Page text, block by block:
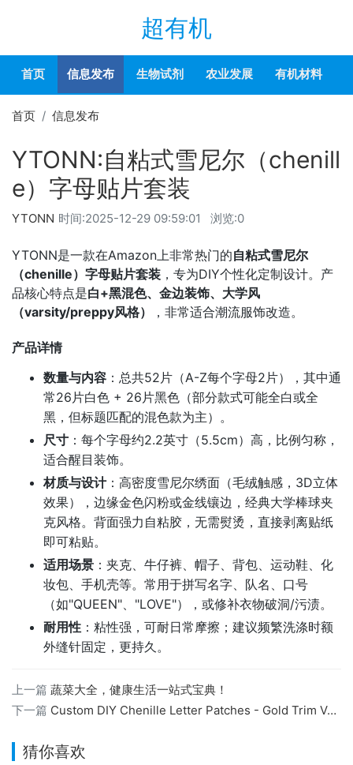
超有机
首页 信息发布 生物试剂 农业发展 有机材料
首页 信息发布
YTONN:自粘式雪尼尔（chenill
e）字母贴片套装
时间:2025-12-29 09:59:01 浏览:0
YTONN
YTONN是一款在Amazon上非常热门的自粘式雪尼尔
（chenille）字母贴片套装 ，专为DIY个性化定制设计。产
品核心特点是白+黑混色、金边装饰、大学风
（varsity/preppy风格）
，非常适合潮流服饰改造。
产品详情
数量与内容 ：总共52片（A-Z每个字母2片），其中通
常26片白色 + 26片黑色（部分款式可能全白或全
黑，但标题匹配的混色款为主）。
尺寸 ：每个字母约2.2英寸（5.5cm）高，比例匀称，
适合醒目装饰。
材质与设计：高密度雪尼尔绣面（毛绒触感，3D立体
效果），边缘金色闪粉或金线镶边，经典大学棒球夹
克风格。背面强力自粘胶，无需熨烫，直接剥离贴纸
即可粘贴。
适用场景 ：夹克、牛仔裤、帽子、背包、运动鞋、化
妆包、手机壳等。常用于拼写名字、队名、口号
（如"QUEEN"、"LOVE"），或修补衣物破洞/污渍。
耐用性 ：粘性强，可耐日常摩擦；建议频繁洗涤时额
外缝针固定，更持久。
上一篇 蔬菜大全，健康生活一站式宝典！
下一篇 Custom DIY Chenille Letter Patches - Gold Trim Varsity Alphabet Appliques
猜你喜欢